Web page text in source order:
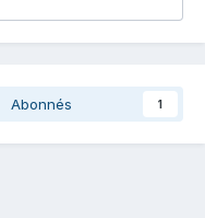
Abonnés 1